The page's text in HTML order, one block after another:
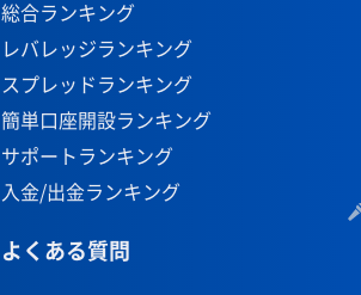
総合ランキング
レバレッジランキング
スプレッドランキング
簡単口座開設ランキング
サポートランキング
入金/出金ランキング
よくある質問